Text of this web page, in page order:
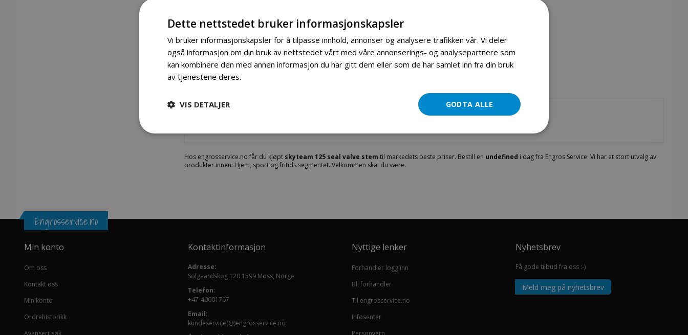
til
bildegalleri
Hos engrosservice.no får du kjøpt skyteam 125 seal valve stem til markedets beste priser. Bestill en undefined i dag fra Engros Service. Vi har et stort utvalg av
produkter innen: Hjem, sport og fritids segmentet. Velkommen skal du være.
Engrosservice.no
Min konto
Om oss
Kontakt oss
Min konto
Ordrehistorikk
Avansert søk
Kontaktinformasjon
Adresse:
Solgaardskog 120 1599 Moss, Norge
Telefon:
+47-40001767
Email:
kundeservice(@)engrosservice.no
Nyttige lenker
Forhandler logg inn
Bli forhandler
Til engrosservice.no
Infosenter
Personvern
Nyhetsbrev
Få gode tilbud fra oss :-)
Meld meg på nyhetsbrev
Dette nettstedet bruker informasjonskapsler
Vi bruker informasjonskapsler for å tilpasse innhold, annonser og analysere trafikken vår. Vi deler
også informasjon om din bruk av nettstedet vårt med våre annonserings- og analysepartnere som
kan kombinere den med annen informasjon du har gitt dem eller som de har samlet inn fra din bruk
av tjenestene deres.
GODTA ALLE
VIS DETALJER